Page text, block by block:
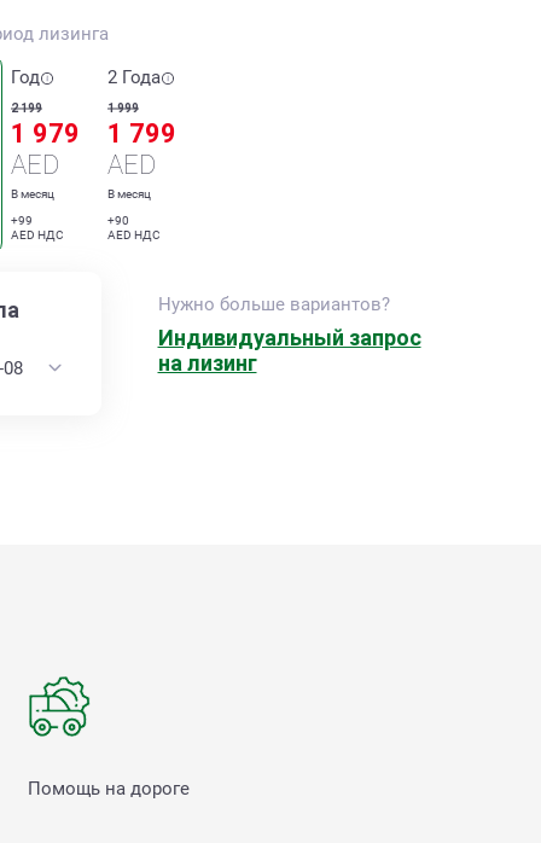
лизинга
Год
2 199
1 979
AED
В месяц
+99
AED НДС
2 Года
1 999
1 799
AED
В месяц
+90
AED НДС
Нужно больше вариантов?
Индивидуальный запрос
на лизинг
Помощь на дороге